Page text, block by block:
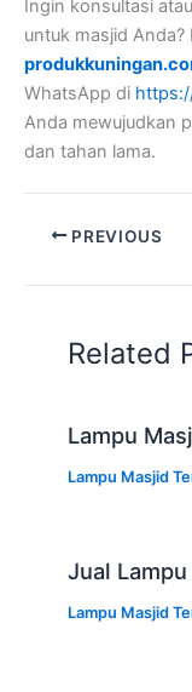
Ingin konsultasi
untuk masjid
WhatsApp di
Anda mewujudkan
dan tahan lama.
PREVIOUS
Related
Lampu
Lampu Masjid
Jual
Lampu Masjid